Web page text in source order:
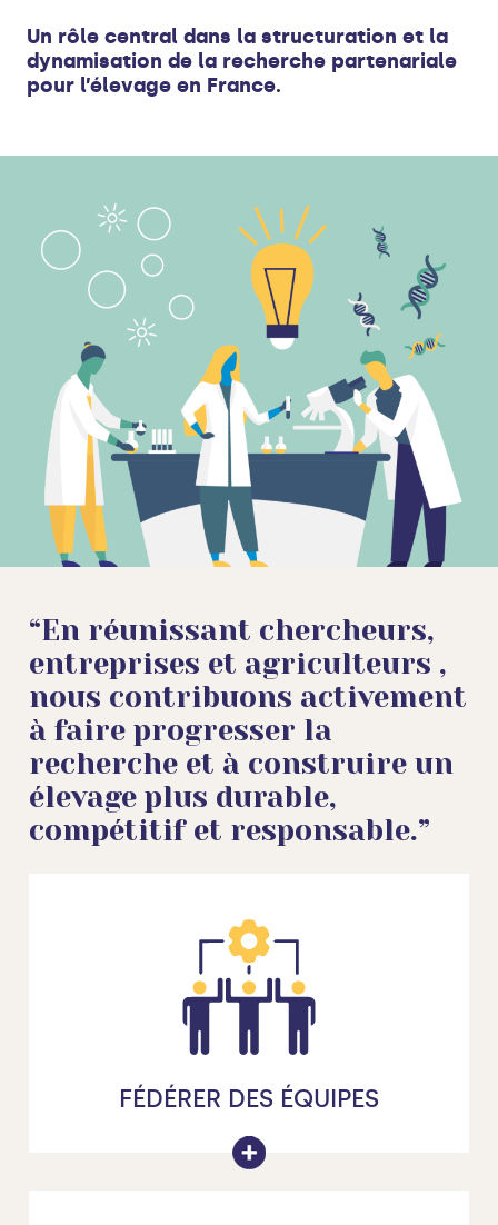
Un rôle central dans la structuration et la
dynamisation de la recherche partenariale
pour l’élevage en France.
“En réunissant chercheurs,
entreprises et agriculteurs ,
nous contribuons activement
à faire progresser la
recherche et à construire un
élevage plus durable,
compétitif et responsable.”
FÉDÉRER DES ÉQUIPES